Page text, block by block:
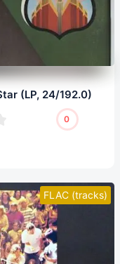
(LP, 24/192.0)
0
FLAC (tracks)